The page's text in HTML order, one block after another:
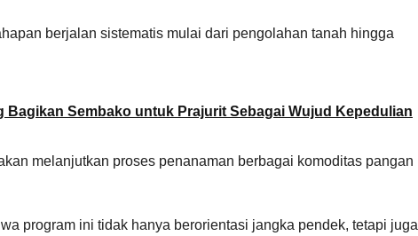
berjalan sistematis mulai dari pengolahan tanah hingga
Bagikan Sembako untuk Prajurit Sebagai Wujud Kepedulian
melanjutkan proses penanaman berbagai komoditas pangan
program ini tidak hanya berorientasi jangka pendek, tetapi juga